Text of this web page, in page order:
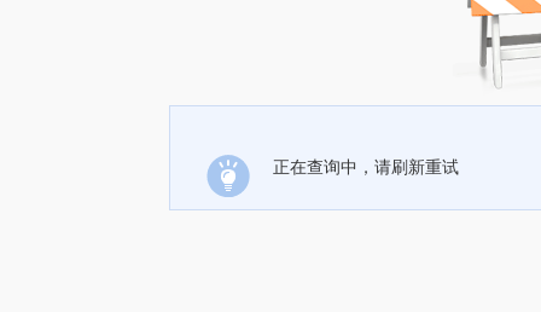
正在查询中，请刷新重试